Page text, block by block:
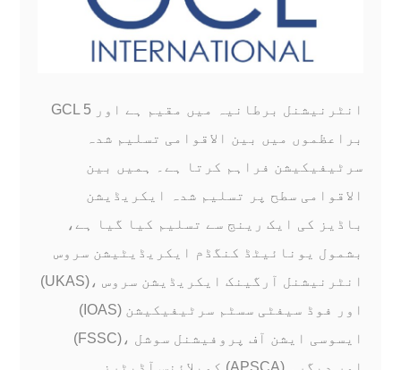
GCL انٹرنیشنل برطانیہ میں مقیم ہے اور 5
براعظموں میں بین الاقوامی تسلیم شدہ
سرٹیفیکیشن فراہم کرتا ہے۔ ہمیں بین
الاقوامی سطح پر تسلیم شدہ ایکریڈیشن
باڈیز کی ایک رینج سے تسلیم کیا گیا ہے،
بشمول یونائیٹڈ کنگڈم ایکریڈیٹیشن سروس
(UKAS)، انٹرنیشنل آرگینک ایکریڈیشن سروس
(IOAS) اور فوڈ سیفٹی سسٹم سرٹیفیکیشن
(FSSC)، ایسوسی ایشن آف پروفیشنل سوشل
کمپلائنس آڈیٹرز (APSCA) اور دیگر۔